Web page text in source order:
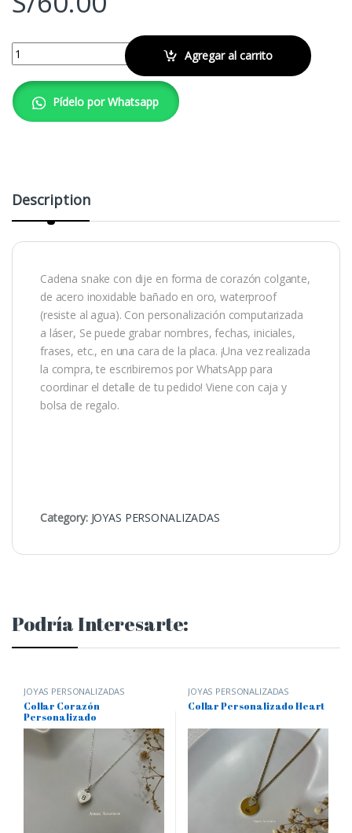
Collar Sentimiento quantity Agregar al carrito
Pídelo por Whatsapp
Description
Cadena snake con dije en forma de corazón colgante,
de acero inoxidable bañado en oro, waterproof
(resiste al agua). Con personalización computarizada
a láser, Se puede grabar nombres, fechas, iniciales,
frases, etc., en una cara de la placa. ¡Una vez realizada
la compra, te escribiremos por WhatsApp para
coordinar el detalle de tu pedido! Viene con caja y
bolsa de regalo.
Category: JOYAS PERSONALIZADAS
Podría Interesarte:
JOYAS PERSONALIZADAS
Collar Corazón
Personalizado
JOYAS PERSONALIZADAS
Collar Personalizado Heart